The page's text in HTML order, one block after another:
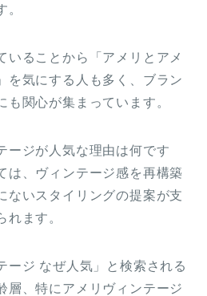
。
いることから「アメリとアメ
を気にする人も多く、ブラン
も関心が集まっています。
ージが人気な理由は何です
は、ヴィンテージ感を再構築
ないスタイリングの提案が支
れます。
ージ なぜ人気」と検索される
層、特にアメリヴィンテージ